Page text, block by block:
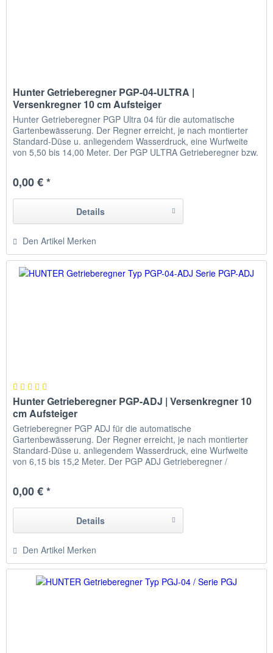
Hunter Getrieberegner PGP-04-ULTRA |
Versenkregner 10 cm Aufsteiger
Hunter Getrieberegner PGP Ultra 04 für die automatische
Gartenbewässerung. Der Regner erreicht, je nach montierter
Standard-Düse u. anliegendem Wasserdruck, eine Wurfweite
von 5,50 bis 14,00 Meter. Der PGP ULTRA Getrieberegner bzw.
mittelgroßen und großen Grünflächen...
0,00 € *
Details
Den Artikel Merken
Hunter Getrieberegner PGP-ADJ | Versenkregner 10
cm Aufsteiger
Getrieberegner PGP ADJ für die automatische
Gartenbewässerung. Der Regner erreicht, je nach montierter
Standard-Düse u. anliegendem Wasserdruck, eine Wurfweite
von 6,15 bis 15,2 Meter. Der PGP ADJ Getrieberegner /
von großen Grünflächen bzw. Rasen- Flächen...
0,00 € *
Details
Den Artikel Merken